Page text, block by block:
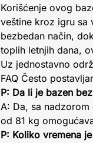
Korišćenje ovog
veštine kroz igru sa
bezbedan način,
toplih letnjih dana,
Uz jednostavno
FAQ Često
P: Da li je bazen
A: Da, sa
od 81 kg
P: Koliko vremena